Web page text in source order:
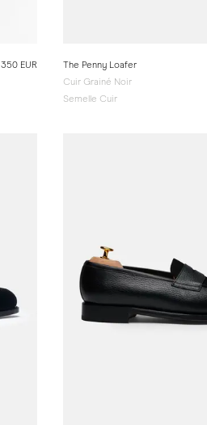
350 EUR
The Penny Loafer
Cuir Grainé Noir
Semelle Cuir